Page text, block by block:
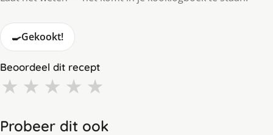
🍳Gekookt!
Beoordeel dit recept
★ ★ ★ ★ ★
Probeer dit ook